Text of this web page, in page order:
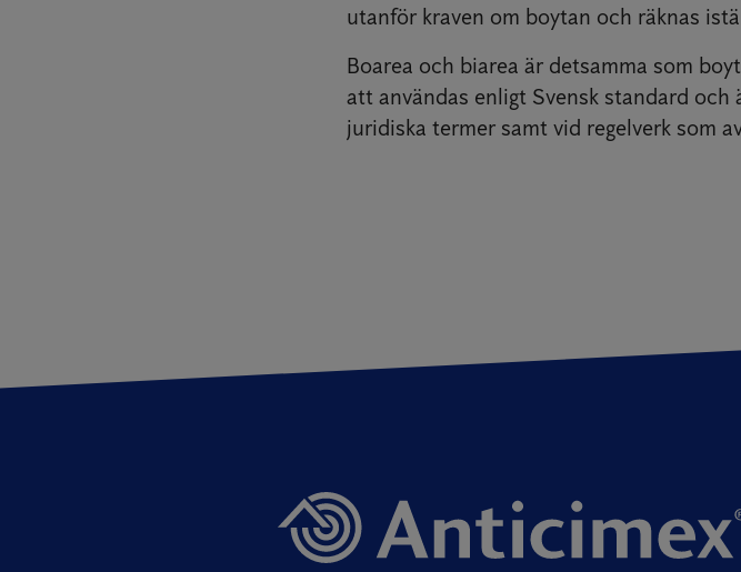
utanför kraven om boytan och räknas
Boarea och biarea är detsamma som
att användas enligt Svensk standard och
juridiska termer samt vid regelverk som